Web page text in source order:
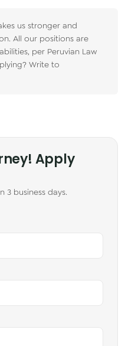
us stronger and
All our positions are
per Peruvian Law
Write to
Apply
3 business days.